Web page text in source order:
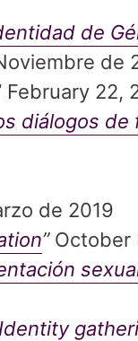
de
de
February 22,
diálogos de
de 2019
” October